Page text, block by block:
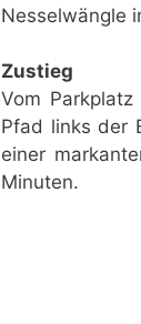
Nesselwängle
Zustieg
Vom
Pfad links der
einer
Minuten.